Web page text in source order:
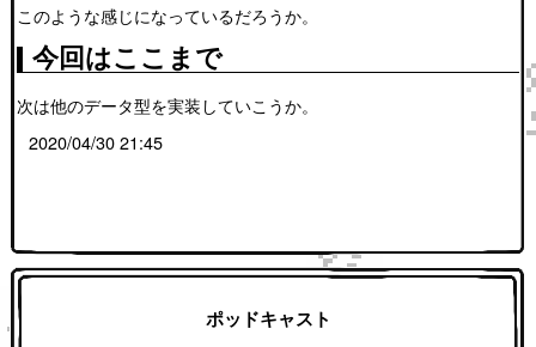
このような感じになっているだろうか。
今回はここまで
次は他のデータ型を実装していこうか。
2020/04/30 21:45
ポッドキャスト